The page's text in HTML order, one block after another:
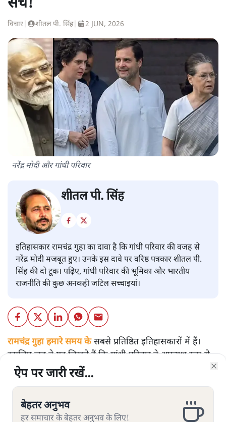
विचार शीतल पी. सिंह| 2 JUN, 2026
नरेंद्र मोदी और गांधी परिवार
शीतल पी. सिंह
इतिहासकार रामचंद्र गुहा का दावा है कि गांधी परिवार की वजह से
नरेंद्र मोदी मजबूत हुए। उनके इस दावे पर वरिष्ठ पत्रकार शीतल पी.
सिंह की दो टूक। पढ़िए, गांधी परिवार की भूमिका और भारतीय
राजनीति की कुछ अनकही जटिल सच्चाइयां।
रामचंद्र गुहा हमारे समय केसबसे प्रतिष्ठित इतिहासकारों में हैं।
इसलिए जब वे यह लिखते हैं कि गांधी परिवार ने अप्रत्यक्ष रूप से
नरेंद्र मोदी की सत्ता को मज़बूत करने में मदद की है, तो उस तर्क
को गंभीरता से लिया जाना चाहिए। लेकिन गंभीरता से लेने का अर्थ
राजनीतिक और सामाजिक आधारों की जाँच करना भी उतना ही
ऐप पर जारी रखें...
बेहतर अनुभव
हर समाचार के बेहतर अनुभव के लिए!
ऐप पर जारी रखें...
बेहतर अनुभव
हर समाचार के बेहतर अनुभव के लिए!
ऐप पर जारी रखें...
बेहतर अनुभव
हर समाचार के बेहतर अनुभव के लिए!
ऐप पर जारी रखें...
बेहतर अनुभव
हर समाचार के बेहतर अनुभव के लिए!
ऐप पर जारी रखें...
बेहतर अनुभव
हर समाचार के बेहतर अनुभव के लिए!